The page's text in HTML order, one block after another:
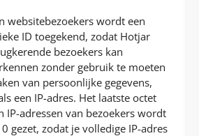
websitebezoekers wordt een
ID toegekend, zodat Hotjar
bezoekers kan
zonder gebruik te moeten
van persoonlijke gegevens,
een IP-adres. Het laatste octet
IP-adressen van bezoekers wordt
gezet, zodat je volledige IP-adres